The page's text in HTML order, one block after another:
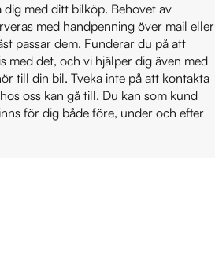
med ditt bilköp. Behovet av
med handpenning över mail eller
passar dem. Funderar du på att
med det, och vi hjälper dig även med
till din bil. Tveka inte på att kontakta
oss kan gå till. Du kan som kund
för dig både före, under och efter